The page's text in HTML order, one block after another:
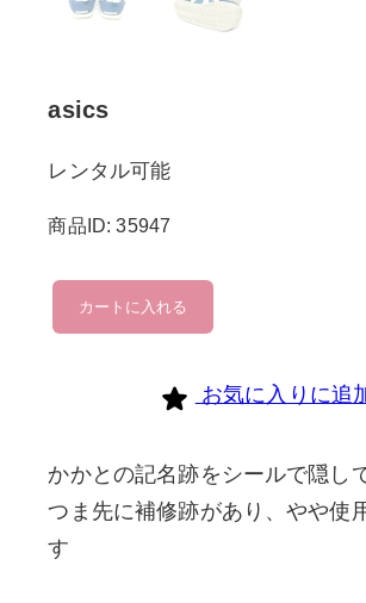
asics
レンタル可能
商品ID: 35947
asics
個
カートに入れる
お気に入りに追
かかとの記名跡をシールで隠し
つま先に補修跡があり、やや使
す